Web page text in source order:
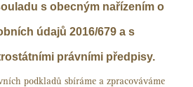
s obecným nařízením o
údajů 2016/679 a s
právními předpisy.
podkladů sbíráme a zpracováváme